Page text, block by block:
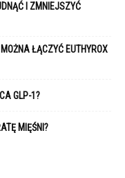
I ZMNIEJSZYĆ
ŁĄCZYĆ EUTHYROX
GLP-1?
MIĘŚNI?